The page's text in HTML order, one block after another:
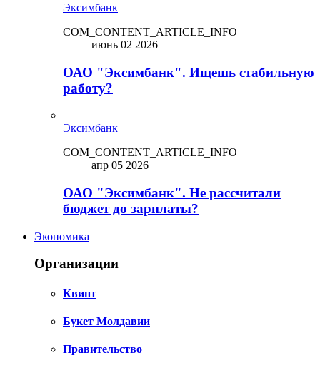
Эксимбанк
COM_CONTENT_ARTICLE_INFO
июнь 02 2026
ОАО "Эксимбанк". Ищешь стабильную
работу?
Эксимбанк
COM_CONTENT_ARTICLE_INFO
апр 05 2026
ОАО "Эксимбанк". Не рассчитали
бюджет до зарплаты?
Экономика
Организации
Квинт
Букет Молдавии
Правительство